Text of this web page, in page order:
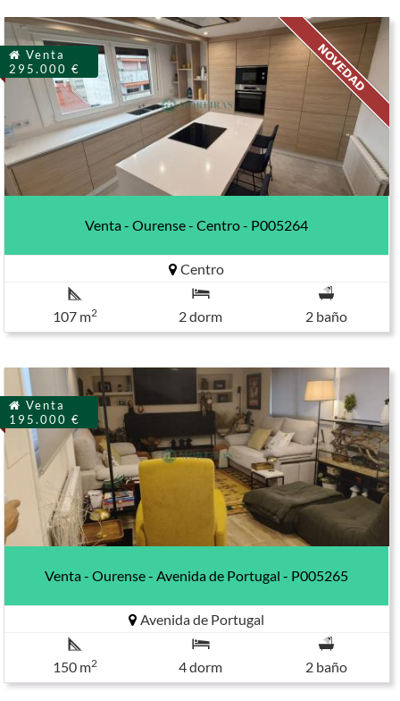
Venta
295.000 €
Venta - Ourense - Centro - P005264
Centro
107 m2 2 dorm 2 baño
Venta
195.000 €
Venta - Ourense - Avenida de Portugal - P005265
Avenida de Portugal
150 m2 4 dorm 2 baño